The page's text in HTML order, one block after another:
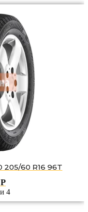
205/60 R16 96T
Р
4